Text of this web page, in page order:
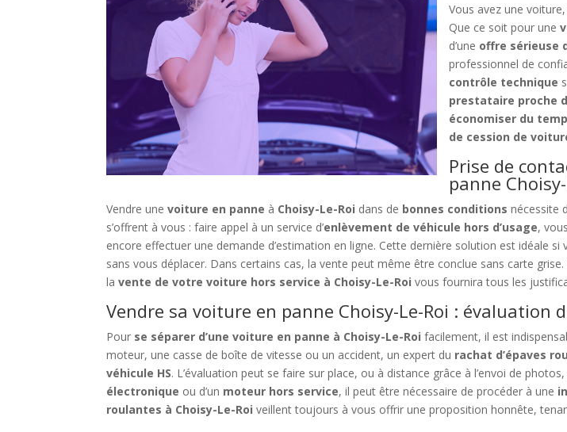
Vous avez une
Que ce soit pour une
d’une offre sérieuse
professionnel de
contrôle technique
prestataire proche
économiser du
de cession de
Prise de
panne
Vendre unevoiture en panne à Choisy-Le-Roi dans de bonnes conditions nécessite
s’offrent à vous : faire appel à un service d’enlèvement de véhicule hors d’usage,
encore effectuer une demande d’estimation en ligne. Cette dernière solution est idéale si
sans vous déplacer. Dans certains cas, la vente peut même être conclue sans carte grise.
lavente de votre voiture hors service à Choisy-Le-Roi vous fournira tous les
Vendre sa voiture en panne Choisy-Le-Roi : évaluation
Pour se séparer d’une voiture en panne à Choisy-Le-Roi facilement, il est
moteur, une casse de boîte de vitesse ou un accident, un expert du rachat d’épaves
véhicule HS. L’évaluation peut se faire sur place, ou à distance grâce à l’envoi de
électronique ou d’un moteur hors service, il peut être nécessaire de procéder à une
roulantes à Choisy-Le-Roi veillent toujours à vous offrir une proposition honnête,